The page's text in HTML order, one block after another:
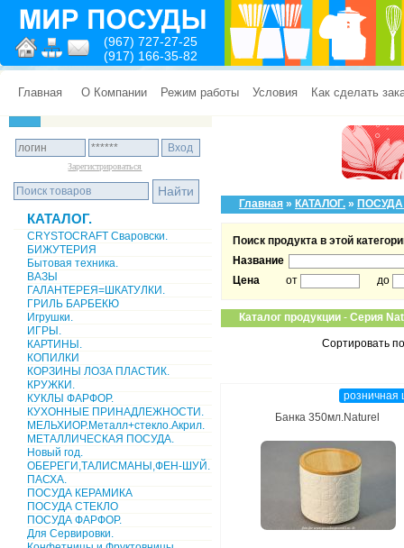
(967) 727-27-25
(917) 166-35-82
Главная О Компании Режим работы Условия Как сделать
Зарегистрироваться
КАТАЛОГ.
CRYSTOCRAFT Сваровски.
БИЖУТЕРИЯ
Бытовая техника.
ВАЗЫ
ГАЛАНТЕРЕЯ=ШКАТУЛКИ.
ГРИЛЬ БАРБЕКЮ
Игрушки.
ИГРЫ.
КАРТИНЫ.
КОПИЛКИ
КОРЗИНЫ ЛОЗА ПЛАСТИК.
КРУЖКИ.
КУКЛЫ ФАРФОР.
КУХОННЫЕ ПРИНАДЛЕЖНОСТИ.
МЕЛЬХИОР.Металл+стекло.Акрил.
МЕТАЛЛИЧЕСКАЯ ПОСУДА.
Новый год.
ОБЕРЕГИ,ТАЛИСМАНЫ,ФЕН-ШУЙ.
ПАСХА.
ПОСУДА КЕРАМИКА
ПОСУДА СТЕКЛО
ПОСУДА ФАРФОР.
Для Сервировки.
Главная » КАТАЛОГ. »
Поиск продукта в этой
Название
Цена
от до
Каталог продукции - Серия
Сортировать
розничная
Банка 350мл.Naturel